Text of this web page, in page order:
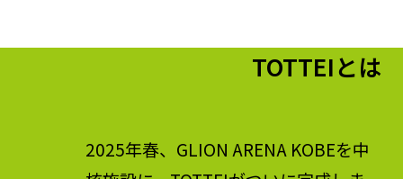
TOTTEIとは
2025年春、GLION ARENA KOBEを中